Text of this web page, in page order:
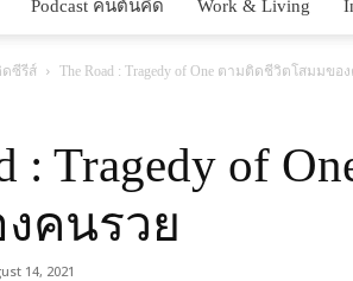
Podcast คนต้นคิด Work & Living
ซีรีส์ The Road : Tragedy of One ตามติดชีวิตโสมมขอ
: Tragedy of
คนรวย
14, 2021